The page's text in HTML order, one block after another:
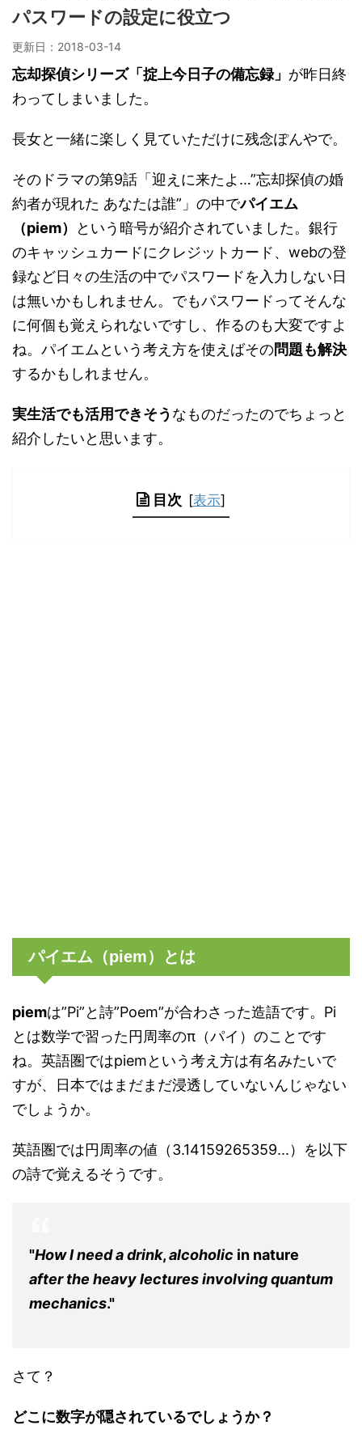
パスワードの設定に役立つ
更新日： 2018-03-14
忘却探偵シリーズ「掟上今日子の備忘録」 が昨日終
わってしまいました。
長女と一緒に楽しく見ていただけに残念ぽんやで。
そのドラマの第9話「迎えに来たよ…”忘却探偵の婚
約者が現れた あなたは誰”」の中でパイエム
（piem）
という暗号が紹介されていました。銀行
のキャッシュカードにクレジットカード、webの登
録など日々の生活の中でパスワードを入力しない日
は無いかもしれません。でもパスワードってそんな
に何個も覚えられないですし、作るのも大変ですよ
ね。パイエムという考え方を使えばその問題も解決
するかもしれません。
実生活でも活用できそう なものだったのでちょっと
紹介したいと思います。
目次 [表示]
パイエム（piem）とは
piemは”Pi”と詩”Poem”が合わさった造語です。Pi
とは数学で習った円周率のπ（パイ）のことです
ね。英語圏ではpiemという考え方は有名みたいで
すが、日本ではまだまだ浸透していないんじゃない
でしょうか。
英語圏では円周率の値（3.14159265359...）を以下
の詩で覚えるそうです。
"How I need a drink,alcoholic in nature
after the heavy lectures involving quantum
mechanics."
さて？
どこに数字が隠されているでしょうか？